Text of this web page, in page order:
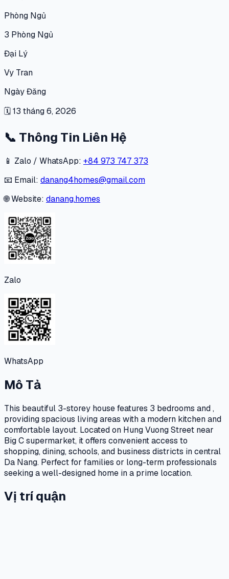
Phòng Ngủ
3 Phòng Ngủ
Đại Lý
Vy Tran
Ngày Đăng
🗓13 tháng 6, 2026
📞 Thông Tin Liên Hệ
📱 Zalo / WhatsApp: +84 973 747 373
📧 Email: danang4homes@gmail.com
🌐 Website: danang.homes
Zalo
WhatsApp
Mô Tả
This beautiful 3-storey house features 3 bedrooms and ,
providing spacious living areas with a modern kitchen and
comfortable layout. Located on Hung Vuong Street near
Big C supermarket, it offers convenient access to
shopping, dining, schools, and business districts in central
Da Nang. Perfect for families or long-term professionals
seeking a well-designed home in a prime location.
Vị trí quận